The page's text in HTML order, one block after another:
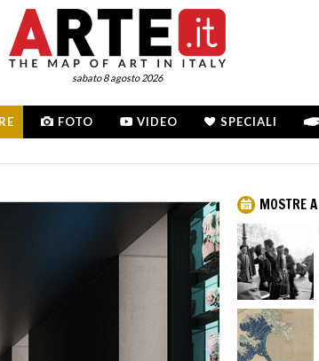
sabato 8 agosto 2026
FOTO VIDEO SPECIALI
MOSTRE